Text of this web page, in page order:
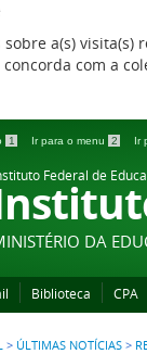
a(s)
com a
1 Ir para o menu 2 Ir
Federal de
DA
Biblioteca CPA
> ÚLTIMAS NOTÍCIAS >